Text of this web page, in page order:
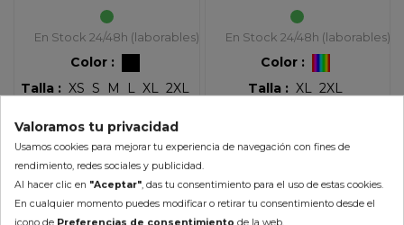
En Stock 24/48h (laborables)
Color :
Talla : XS S M L XL 2XL
AÑADIR AL CARRITO
En Stock 24/48h (laborables)
Color :
Talla : XL 2XL
Mostrando 1-2 de 2 artículo(s)
Valoramos tu privacidad
Usamos cookies para mejorar tu experiencia de navegación con fines de
rendimiento, redes sociales y publicidad.
Al hacer clic en "Aceptar", das tu consentimiento para el uso de estas cookies.
En cualquier momento puedes modificar o retirar tu consentimiento desde el
icono de Preferencias de consentimiento de la web.